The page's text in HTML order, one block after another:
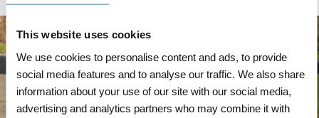
This website uses cookies
We use cookies to personalise content and ads, to provide
social media features and to analyse our traffic. We also share
information about your use of our site with our social media,
advertising and analytics partners who may combine it with